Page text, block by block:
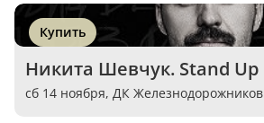
Купить
Никита Шевчук. Stand Up
сб 14 ноября, ДК Железнодорожников